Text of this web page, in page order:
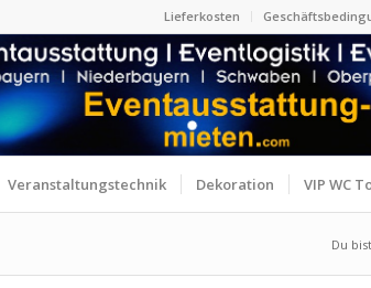
Lieferkosten
Veranstaltungstechnik Dekoration VIP WC
Du